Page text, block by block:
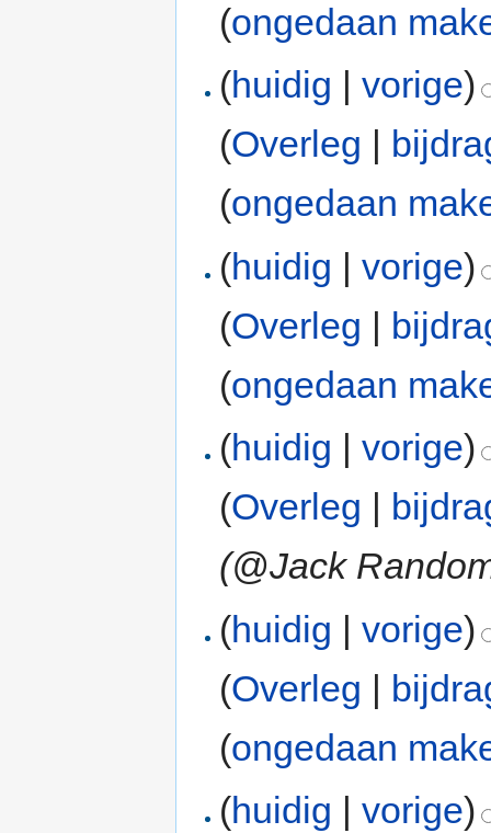
(ongedaan
(huidig |vorige)
(Overleg
(ongedaan
(huidig |vorige)
(Overleg |
(ongedaan
(huidig |vorige)
(Overleg |
(@Jack
(huidig |vorige)
(Overleg |
(ongedaan
(huidig |vorige)